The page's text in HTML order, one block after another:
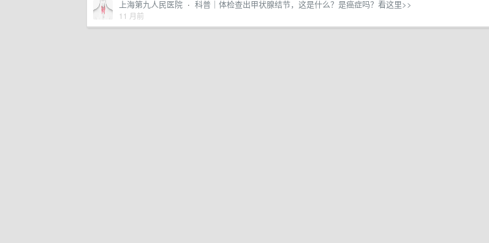
上海第九人民医院 · 科普｜体检查出甲状腺结节，这是什么？是癌症吗？看这里>>
11 月前